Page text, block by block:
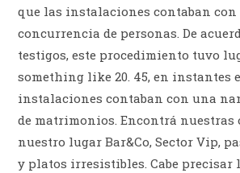
que las instalaciones contaban
concurrencia de personas. De
testigos, este procedimiento tuvo
something like 20. 45, en instantes
instalaciones contaban con una
de matrimonios. Encontrá nuestras
nuestro lugar Bar&Co, Sector Vip,
y platos irresistibles. Cabe precisar